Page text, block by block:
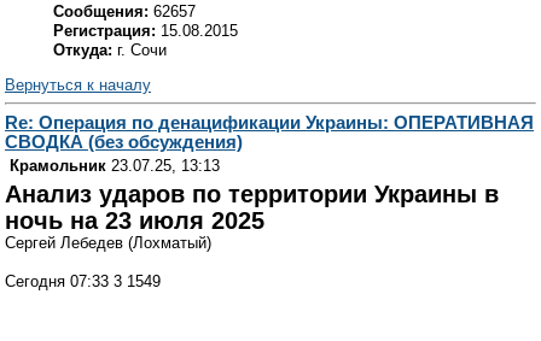
Сообщения: 62657
Регистрация: 15.08.2015
Откуда: г. Сочи
Вернуться к началу
Re: Операция по денацификации Украины: ОПЕРАТИВНАЯ
СВОДКА (без обсуждения)
Крамольник 23.07.25, 13:13
Анализ ударов по территории Украины в
ночь на 23 июля 2025
Сергей Лебедев (Лохматый)
Сегодня 07:33 3 1549